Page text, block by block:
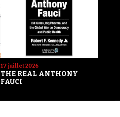
17 juillet 2026
THE REAL ANTHONY
FAUCI